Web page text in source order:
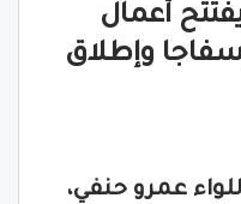
أعمال
وإطلاق
عمرو حنفي،